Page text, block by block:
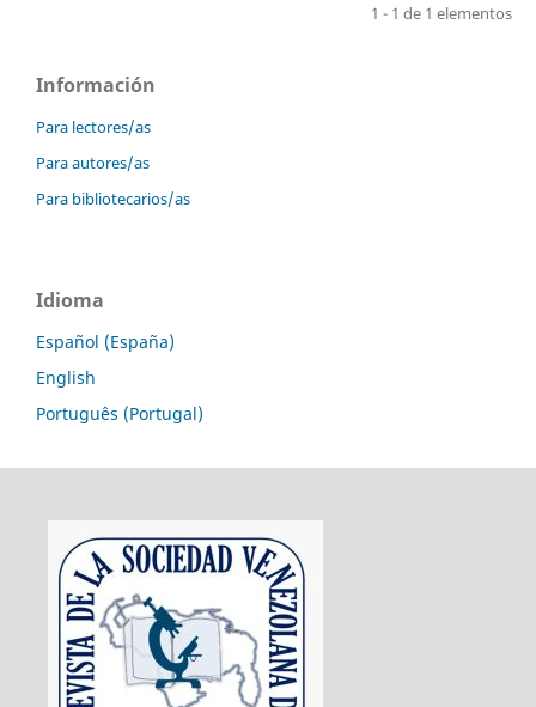
1 - 1 de 1 elementos
Información
Para lectores/as
Para autores/as
Para bibliotecarios/as
Idioma
Español (España)
English
Português (Portugal)